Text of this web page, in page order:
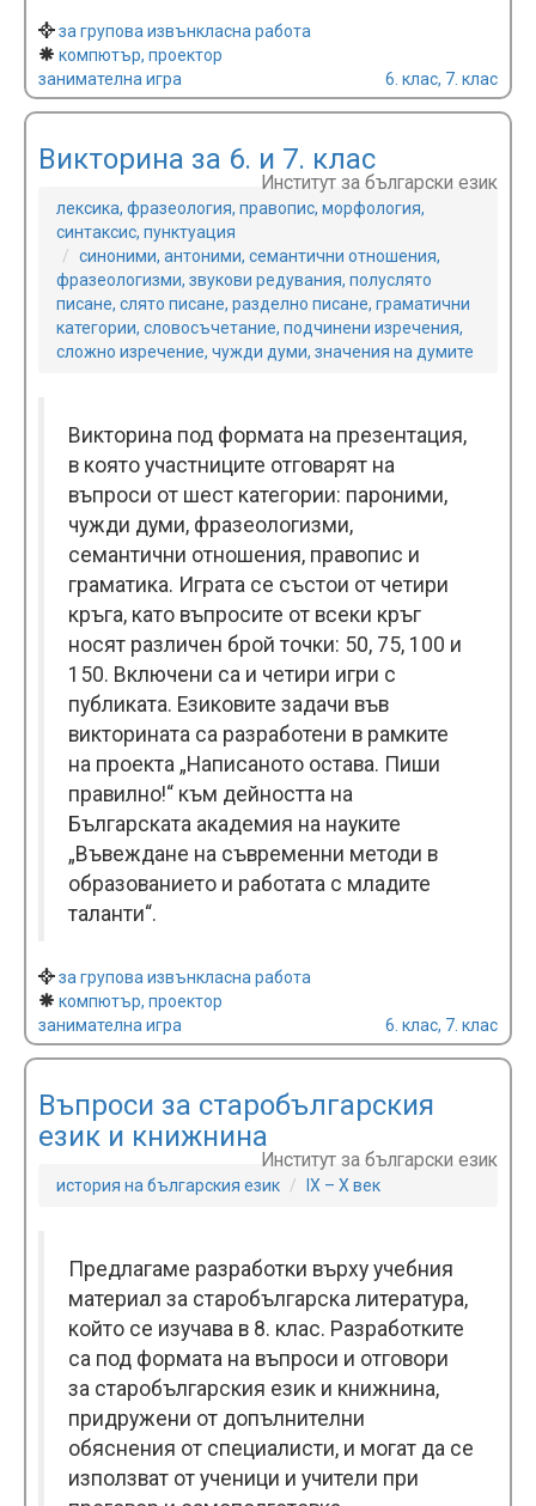
за групова извънкласна работа
компютър, проектор
занимателна игра
6. клас, 7. клас
Викторина за 6. и 7. клас
Институт за български език
лексика, фразеология, правопис, морфология,
синтаксис, пунктуация
синоними, антоними, семантични отношения,
фразеологизми, звукови редувания, полуслято
писане, слято писане, разделно писане, граматични
категории, словосъчетание, подчинени изречения,
сложно изречение, чужди думи, значения на думите
Викторина под формата на презентация,
в която участниците отговарят на
въпроси от шест категории: пароними,
чужди думи, фразеологизми,
семантични отношения, правопис и
граматика. Играта се състои от четири
кръга, като въпросите от всеки кръг
носят различен брой точки: 50, 75, 100 и
150. Включени са и четири игри с
публиката. Езиковите задачи във
викторината са разработени в рамките
на проекта „Написаното остава. Пиши
правилно!“ към дейността на
Българската академия на науките
„Въвеждане на съвременни методи в
образованието и работата с младите
таланти“.
за групова извънкласна работа
компютър, проектор
занимателна игра
6. клас, 7. клас
Въпроси за старобългарския
език и книжнина
Институт за български език
история на българския език IX – X век
Предлагаме разработки върху учебния
материал за старобългарска литература,
който се изучава в 8. клас. Разработките
са под формата на въпроси и отговори
за старобългарския език и книжнина,
придружени от допълнителни
обяснения от специалисти, и могат да се
използват от ученици и учители при